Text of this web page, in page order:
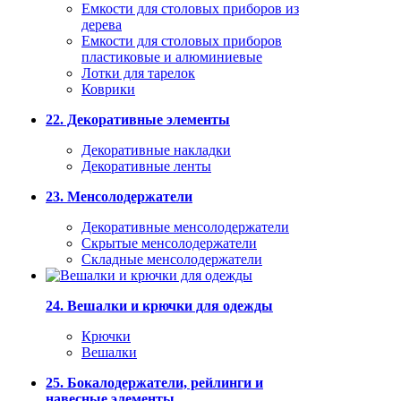
Емкости для столовых приборов из
дерева
Емкости для столовых приборов
пластиковые и алюминиевые
Лотки для тарелок
Коврики
22. Декоративные элементы
Декоративные накладки
Декоративные ленты
23. Менсолодержатели
Декоративные менсолодержатели
Скрытые менсолодержатели
Складные менсолодержатели
24. Вешалки и крючки для одежды
Крючки
Вешалки
25. Бокалодержатели, рейлинги и